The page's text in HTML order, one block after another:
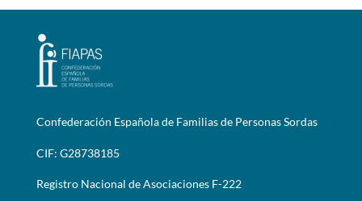
Confederación Española de Familias de Personas Sordas
CIF: G28738185
Registro Nacional de Asociaciones F-222